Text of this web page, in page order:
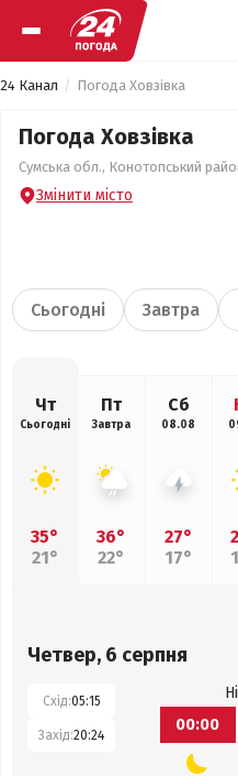
24 Канал Погода Ховзівка
Погода Ховзівка
Сумська обл., Конотопський
Змінити місто
Сьогодні Завтра
Чт
Сьогодні
35°
21°
Пт
Завтра
36°
22°
Сб
08.08
27°
17°
Четвер, 6 серпня
Схід:05:15
Захід:20:24
00:00